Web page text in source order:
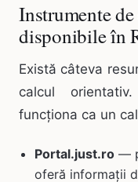
Instrumente
disponibile în
Există câteva
calcul
funcționa ca un
Portal.just.ro —
oferă informații